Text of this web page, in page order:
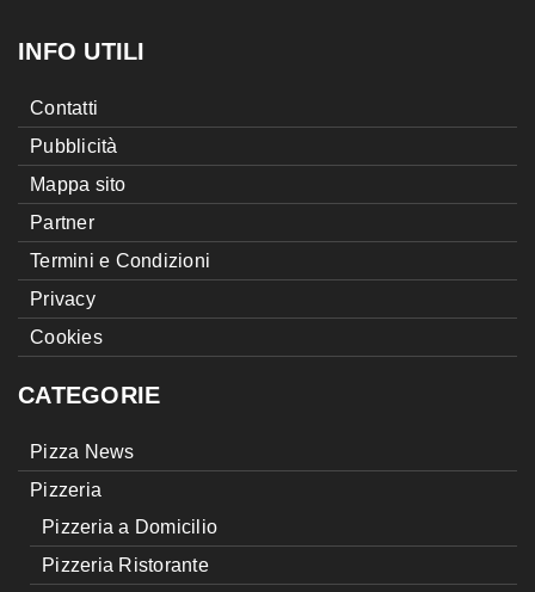
INFO UTILI
Contatti
Pubblicità
Mappa sito
Partner
Termini e Condizioni
Privacy
Cookies
CATEGORIE
Pizza News
Pizzeria
Pizzeria a Domicilio
Pizzeria Ristorante